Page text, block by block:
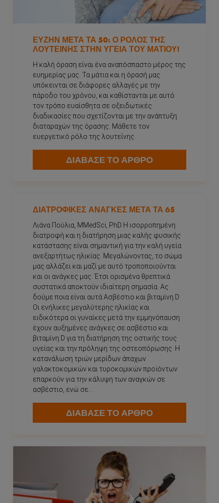
ΕΥΖΉΝ ΜΕΤΆ ΤΑ 50: Ο ΡΌΛΟΣ ΤΗΣ
ΛΟΥΤΕΊΝΗΣ ΣΤΗΝ ΥΓΕΊΑ ΤΟΥ ΜΑΤΙΟΎ!
Η καλή όραση είναι ένα αναπόσπαστο μέρος της
ευημερίας μας. Τα μάτια και η όρασή μας
υπόκεινται σε διάφορες αλλαγές με την
πάροδο του χρόνου, και καθίστανται με αυτό
τον τρόπο ευαίσθητα σε οξειδωτικές
διαδικασίες που σχετίζονται με την ανάπτυξη
διαταραχών της όρασης. Μάθετε τον
ευεργετικό ρόλο της λουτεΐνης.
ΔΙΑΒΑΣΕ ΤΟ ΑΡΘΡΟ
ΔΙΑΤΡΟΦΙΚΈΣ ΑΝΆΓΚΕΣ ΜΕΤΆ ΤΑ 65
Λιάνα Πούλια, MMedSci, PhD Η ισορροπημένη
διατροφή και η διατήρηση μιας καλής φυσικής
κατάστασης είναι σημαντική για την καλή υγεία
ανεξαρτήτως ηλικίας. Μεγαλώνοντας, το σώμα
μας αλλάζει και μαζί με αυτό τροποποιούνται
και οι ανάγκες μας. Έτσι ορισμένα θρεπτικά
συστατικά αποκτούν ιδιαίτερη σημασία. Ας
δούμε ποια είναι αυτά Ασβέστιο και βιταμίνη D
Οι ενήλικες μεγαλύτερης ηλικίας και
ειδικότερα οι γυναίκες μετά την εμμηνόπαυση
έχουν αυξημένες ανάγκες σε ασβέστιο και
βιταμίνη D για τη διατήρηση της οστικής τους
υγείας και την πρόληψη της οστεοπόρωσης. Η
κατανάλωση τριών μερίδων άπαχων
γαλακτοκομικών και τυροκομικών προϊόντων
επαρκούν για την κάλυψη των αναγκών σε
ασβέστιο, ενώ σε...
ΔΙΑΒΑΣΕ ΤΟ ΑΡΘΡΟ